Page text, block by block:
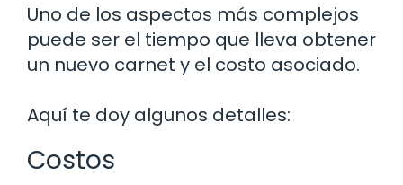
Uno de los aspectos más complejos
puede ser el tiempo que lleva obtener
un nuevo carnet y el costo asociado.
Aquí te doy algunos detalles:
Costos